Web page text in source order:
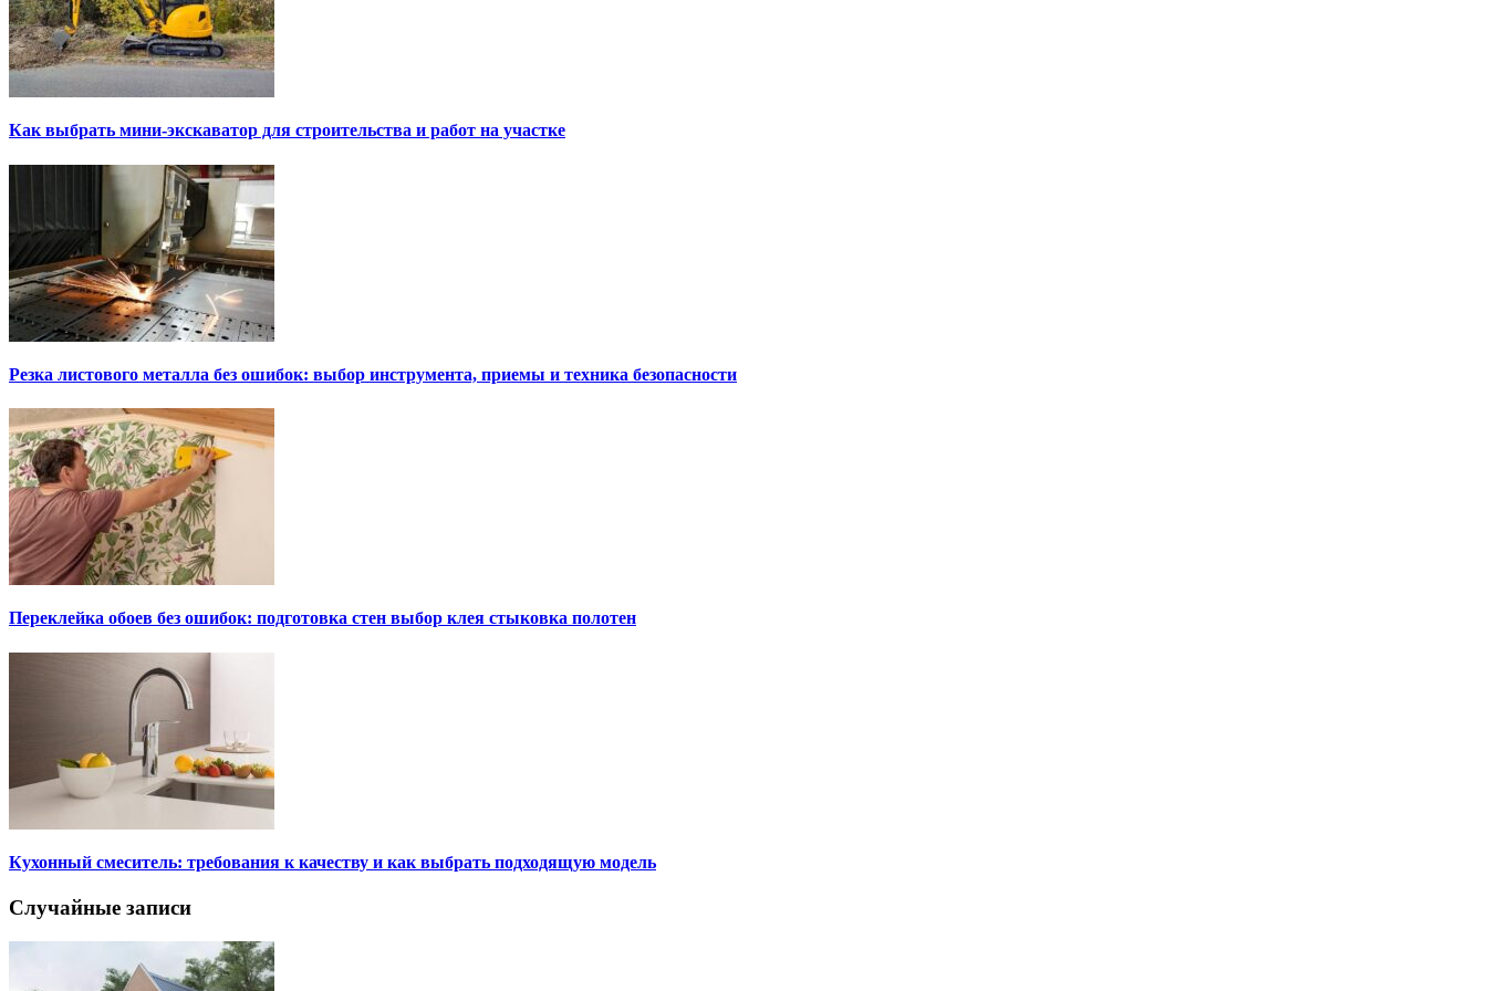
Как выбрать мини-экскаватор для строительства и работ на участке
Резка листового металла без ошибок: выбор инструмента, приемы и техника безопасности
Переклейка обоев без ошибок: подготовка стен выбор клея стыковка полотен
Кухонный смеситель: требования к качеству и как выбрать подходящую модель
Случайные записи